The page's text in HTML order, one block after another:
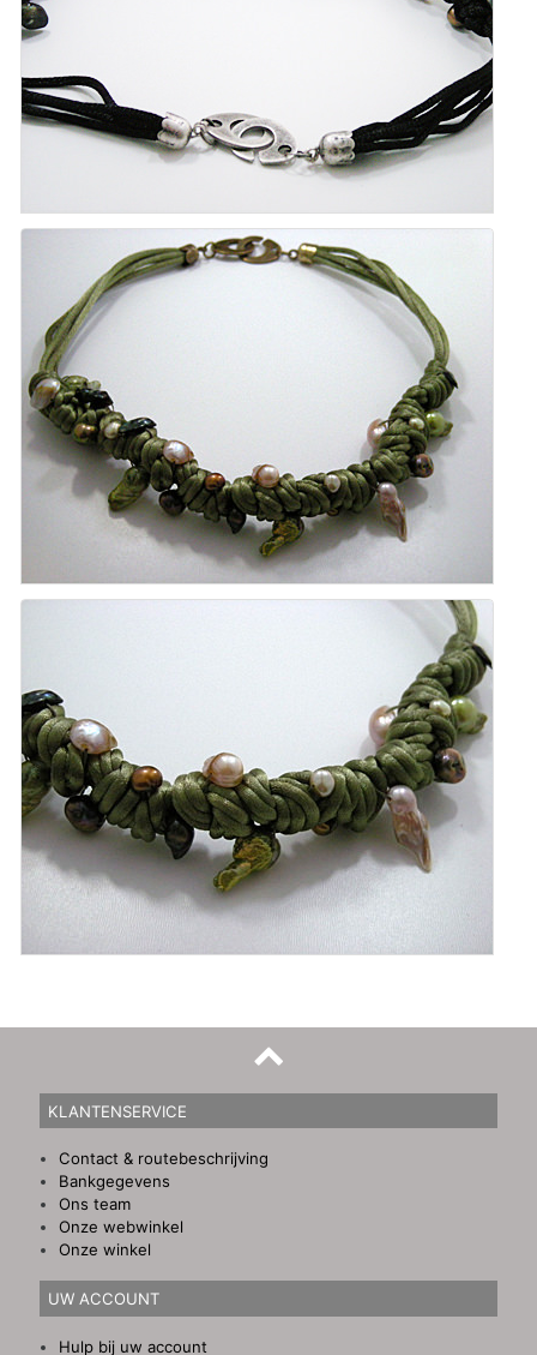
KLANTENSERVICE
Contact & routebeschrijving
Bankgegevens
Ons team
Onze webwinkel
Onze winkel
UW ACCOUNT
Hulp bij uw account